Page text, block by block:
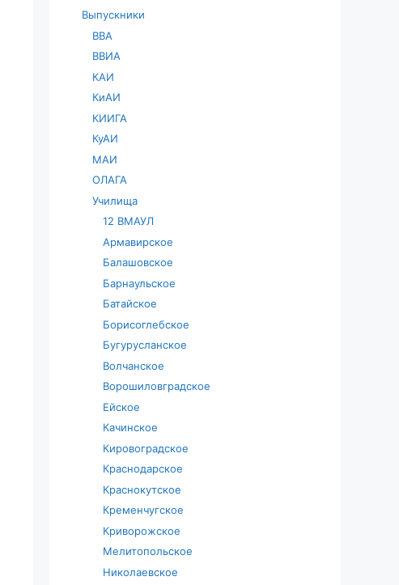
Выпускники
ВВА
ВВИА
КАИ
КиАИ
КИИГА
КуАИ
МАИ
ОЛАГА
Училища
12 ВМАУЛ
Армавирское
Балашовское
Барнаульское
Батайское
Борисоглебское
Бугурусланское
Волчанское
Ворошиловградское
Ейское
Качинское
Кировоградское
Краснодарское
Краснокутское
Кременчугское
Криворожское
Мелитопольское
Николаевское